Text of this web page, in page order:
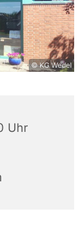
© KG Wedel
Uhr